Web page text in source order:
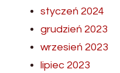
styczeń 2024
grudzień 2023
wrzesień 2023
lipiec 2023